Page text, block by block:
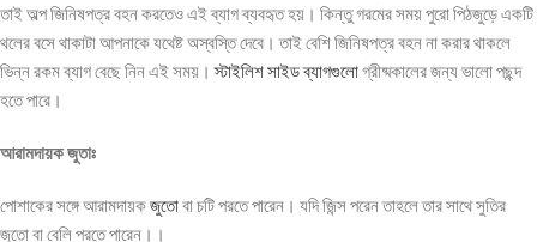
তাই অল্প জিনিষপত্র বহন করতেও এই ব্যাগ ব্যবহৃত হয়। কিন্তু গরমের সময় পুরো পিঠজুড়ে একটি
থলের বসে থাকাটা আপনাকে যথেষ্ট অস্বস্তি দেবে। তাই বেশি জিনিষপত্র বহন না করার থাকলে
ভিন্ন রকম ব্যাগ বেছে নিন এই সময়।স্টাইলিশ সাইড ব্যাগগুলোগ্রীষ্মকালের জন্য ভালো পছন্দ
হতে পারে।
আরামদায়ক জুতাঃ
পোশাকের সঙ্গে আরামদায়কজুতোবা চটি পরতে পারেন। যদি জিন্স পরেন তাহলে তার সাথে সুতির
জুতো বা বেলি পরতে পারেন।।